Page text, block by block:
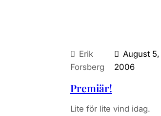
Erik
Forsberg
August 5,
2006
Premiär!
Lite för lite vind idag.